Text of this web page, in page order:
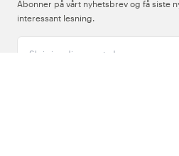
Abonner på vårt nyhetsbrev og få siste
interessant lesning.